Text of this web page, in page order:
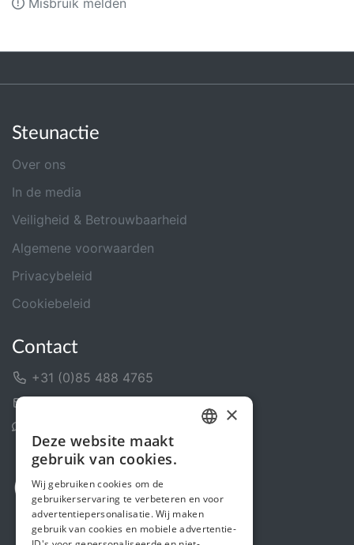
Misbruik melden
Steunactie
Over ons
In de media
Veiligheid & Betrouwbaarheid
Algemene voorwaarden
Privacybeleid
Cookiebeleid
Contact
+31 (0)85 488 4765
ENGLISH
×
Deze website maakt
gebruik van cookies.
Wij gebruiken cookies om de
gebruikerservaring te verbeteren en voor
advertentiepersonalisatie. Wij maken
gebruik van cookies en mobiele advertentie-